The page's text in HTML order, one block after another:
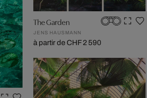
The Garden
JENS HAUSMANN
à partir de CHF 2 590